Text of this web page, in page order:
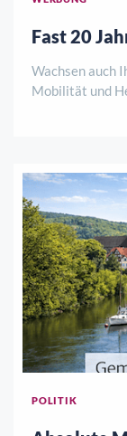
Fast 20
Wachsen auch
Mobilität und
POLITIK